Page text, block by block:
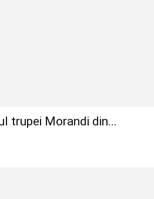
trupei Morandi din...